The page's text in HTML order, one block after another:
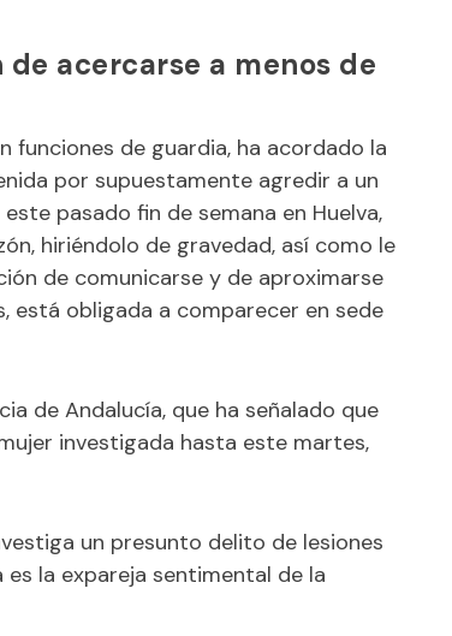
acercarse a menos de
funciones de guardia, ha acordado la
por supuestamente agredir a un
pasado fin de semana en Huelva,
hiriéndolo de gravedad, así como le
de comunicarse y de aproximarse
está obligada a comparecer en sede
de Andalucía, que ha señalado que
investigada hasta este martes,
un presunto delito de lesiones
la expareja sentimental de la